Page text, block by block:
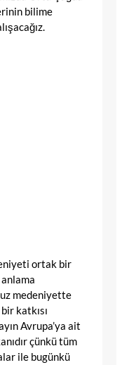
bilime
ortak bir
medeniyette
katkısı
Avrupa’ya ait
çünkü tüm
ile bugünkü